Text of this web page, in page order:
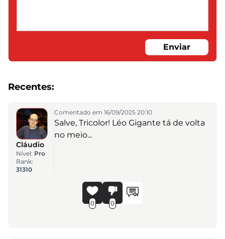
Enviar
Recentes:
Cláudio
Nível: Pro
Rank:
31310
Comentado em 16/09/2025 20:10
Salve, Tricolor! Léo Gigante tá de volta
no meio...
0 0